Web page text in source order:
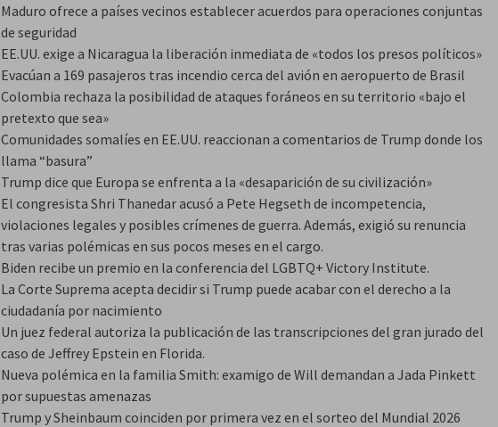
Maduro ofrece a países vecinos establecer acuerdos para operaciones conjuntas
de seguridad
EE.UU. exige a Nicaragua la liberación inmediata de «todos los presos políticos»
Evacúan a 169 pasajeros tras incendio cerca del avión en aeropuerto de Brasil
Colombia rechaza la posibilidad de ataques foráneos en su territorio «bajo el
pretexto que sea»
Comunidades somalíes en EE.UU. reaccionan a comentarios de Trump donde los
llama “basura”
Trump dice que Europa se enfrenta a la «desaparición de su civilización»
El congresista Shri Thanedar acusó a Pete Hegseth de incompetencia,
violaciones legales y posibles crímenes de guerra. Además, exigió su renuncia
tras varias polémicas en sus pocos meses en el cargo.
Biden recibe un premio en la conferencia del LGBTQ+ Victory Institute.
La Corte Suprema acepta decidir si Trump puede acabar con el derecho a la
ciudadanía por nacimiento
Un juez federal autoriza la publicación de las transcripciones del gran jurado del
caso de Jeffrey Epstein en Florida.
Nueva polémica en la familia Smith: examigo de Will demandan a Jada Pinkett
por supuestas amenazas
Trump y Sheinbaum coinciden por primera vez en el sorteo del Mundial 2026